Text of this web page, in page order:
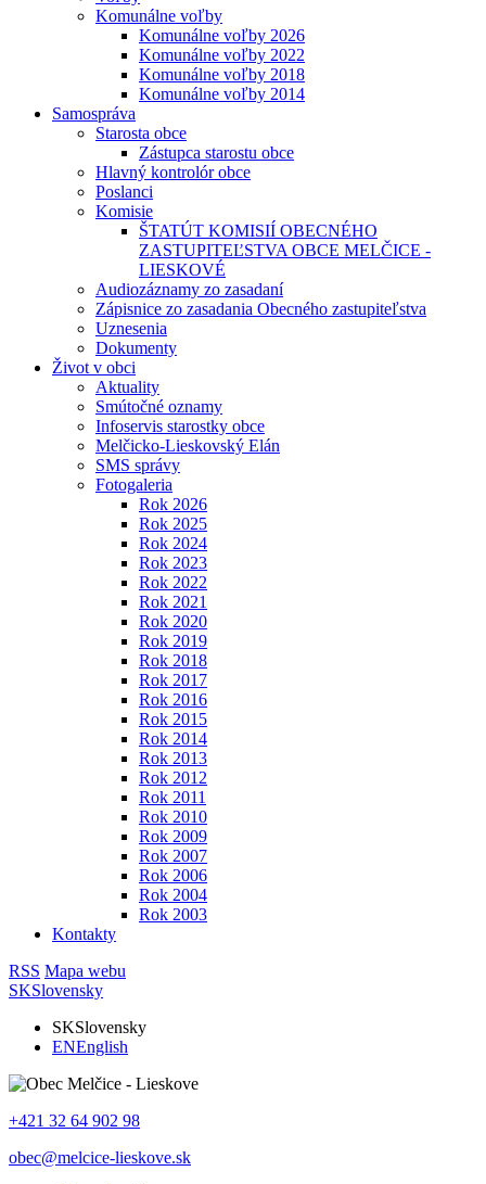
Komunálne voľby
Komunálne voľby 2026
Komunálne voľby 2022
Komunálne voľby 2018
Komunálne voľby 2014
Samospráva
Starosta obce
Zástupca starostu obce
Hlavný kontrolór obce
Poslanci
Komisie
ŠTATÚT KOMISIÍ OBECNÉHO
ZASTUPITEĽSTVA OBCE MELČICE -
LIESKOVÉ
Audiozáznamy zo zasadaní
Zápisnice zo zasadania Obecného zastupiteľstva
Uznesenia
Dokumenty
Život v obci
Aktuality
Smútočné oznamy
Infoservis starostky obce
Melčicko-Lieskovský Elán
SMS správy
Fotogaleria
Rok 2026
Rok 2025
Rok 2024
Rok 2023
Rok 2022
Rok 2021
Rok 2020
Rok 2019
Rok 2018
Rok 2017
Rok 2016
Rok 2015
Rok 2014
Rok 2013
Rok 2012
Rok 2011
Rok 2010
Rok 2009
Rok 2007
Rok 2006
Rok 2004
Rok 2003
Kontakty
RSS Mapa webu
SKSlovensky
SKSlovensky
ENEnglish
+421 32 64 902 98
obec@melcice-lieskove.sk